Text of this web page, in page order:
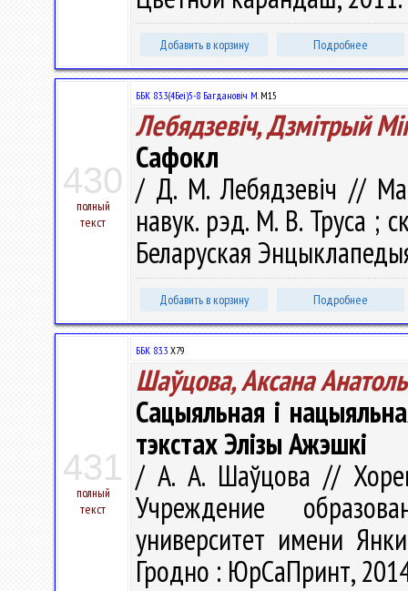
Добавить в корзину Подробнее
430
полный
текст
ББК 83.3(4Беі)5-8 Багдановіч М.М15
Лебядзевіч, Дзмітрый
Сафокл
/ Д. М. Лебядзевіч //
навук. рэд. М. В. Труса ;
Беларуская
Добавить в корзину Подробнее
431
полный
текст
ББК 83.3 Х79
Шаўцова, Аксана
Сацыяльная і
тэкстах Элізы Ажэшкі
/ А. А. Шаўцова //
Учреждение
университет имени
Гродно : ЮрСаПринт,